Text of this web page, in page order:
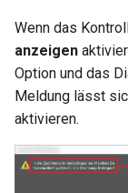
Wenn das
anzeigen
Option und das
Meldung lässt
aktivieren.